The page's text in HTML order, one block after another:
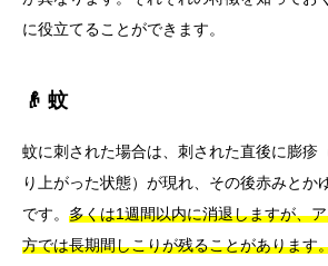
に役立てることができます。
👴 蚊
蚊に刺された場合は、刺された直後に膨疹
り上がった状態）が現れ、その後赤みとか
です。 多くは1週間以内に消退しますが、
方では長期間しこりが残ることがあります